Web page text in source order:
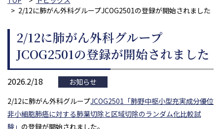
2/12に肺がん外科グループJCOG2501の登録が開始されました
2/12に肺がん外科グループ
JCOG2501の登録が開始されました
2026.2/18
お知らせ
2/12に肺がん外科グループJCOG2501「肺野中枢小型充実成分優位
非小細胞肺癌に対する肺葉切除と区域切除のランダム化比較試
験」 の登録が開始されました。